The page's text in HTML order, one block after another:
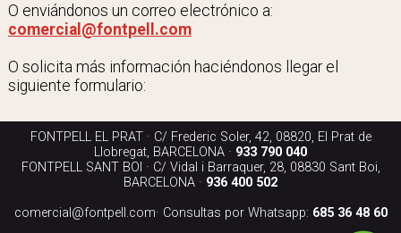
O enviándonos un correo electrónico a:
comercial@fontpell.com
O solicita más información haciéndonos llegar el
siguiente formulario:
FONTPELL EL PRAT · C/ Frederic Soler, 42, 08820, El Prat de
Llobregat, BARCELONA · 933 790 040
FONTPELL SANT BOI · C/ Vidal i Barraquer, 28, 08830 Sant Boi,
BARCELONA · 936 400 502
comercial@fontpell.com· Consultas por Whatsapp: 685 36 48 60